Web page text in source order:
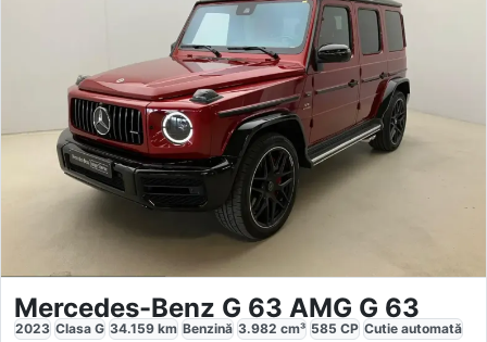
Mercedes-Benz G 63 AMG G 63
2023 Clasa G 34.159 km Benzină 3.982 cm³ 585 CP Cutie automată